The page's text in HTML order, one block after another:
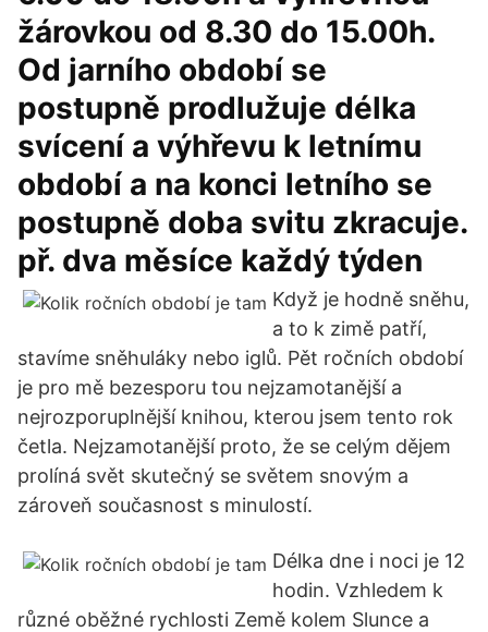
žárovkou od 8.30 do 15.00h.
Od jarního období se
postupně prodlužuje délka
svícení a výhřevu k letnímu
období a na konci letního se
postupně doba svitu zkracuje.
př. dva měsíce každý týden
Když je hodně sněhu,
a to k zimě patří,
stavíme sněhuláky nebo iglů. Pět ročních období
je pro mě bezesporu tou nejzamotanější a
nejrozporuplnější knihou, kterou jsem tento rok
četla. Nejzamotanější proto, že se celým dějem
prolíná svět skutečný se světem snovým a
zároveň současnost s minulostí.
Délka dne i noci je 12
hodin. Vzhledem k
různé oběžné rychlosti Země kolem Slunce a